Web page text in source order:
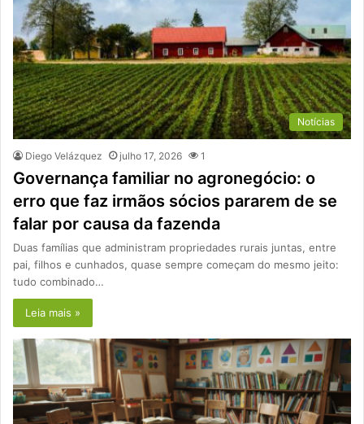
Notícias
Diego Velázquez julho 17, 2026 1
Governança familiar no agronegócio: o
erro que faz irmãos sócios pararem de se
falar por causa da fazenda
Duas famílias que administram propriedades rurais juntas, entre
pai, filhos e cunhados, quase sempre começam do mesmo jeito:
tudo combinado…
Leia mais »